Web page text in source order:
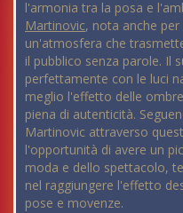
l'armonia tra la posa e
Martinovic, nota anche
un'atmosfera che
il pubblico senza parole. Il
perfettamente con le luci
meglio l'effetto delle
piena di autenticità.
Martinovic attraverso
l'opportunità di avere un
moda e dello spettacolo,
nel raggiungere l'effetto
pose e movenze.